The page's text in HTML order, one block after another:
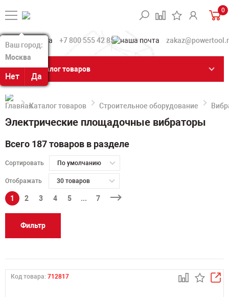
Ваш город:
Москва
Нет Да
Ваш город:
Москва
Нет Да
0
+7 800 555 42 85
Каталог товаров
Каталог товаров Строительное оборудование
Электрические площадочные вибраторы
Всего 187 товаров в разделе
Сортировать По умолчанию
Отображать 30 товаров
1 2 3 4 5 ... 7
Фильтр
Код товара: 712817